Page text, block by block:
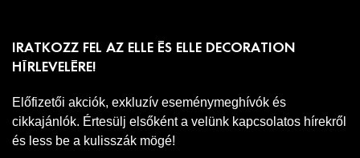
IRATKOZZ FEL AZ ELLE ÉS ELLE DECORATION
HÍRLEVELÉRE!
Előfizetői akciók, exkluzív eseménymeghívók és
cikkajánlók. Értesülj elsőként a velünk kapcsolatos hírekről
és less be a kulisszák mögé!